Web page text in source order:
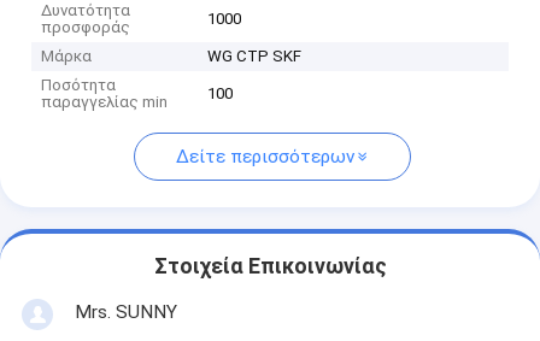
Δυνατότητα
προσφοράς
1000
Μάρκα
WG CTP SKF
Ποσότητα
παραγγελίας min
100
Δείτε περισσότερων
Στοιχεία Επικοινωνίας
Mrs. SUNNY